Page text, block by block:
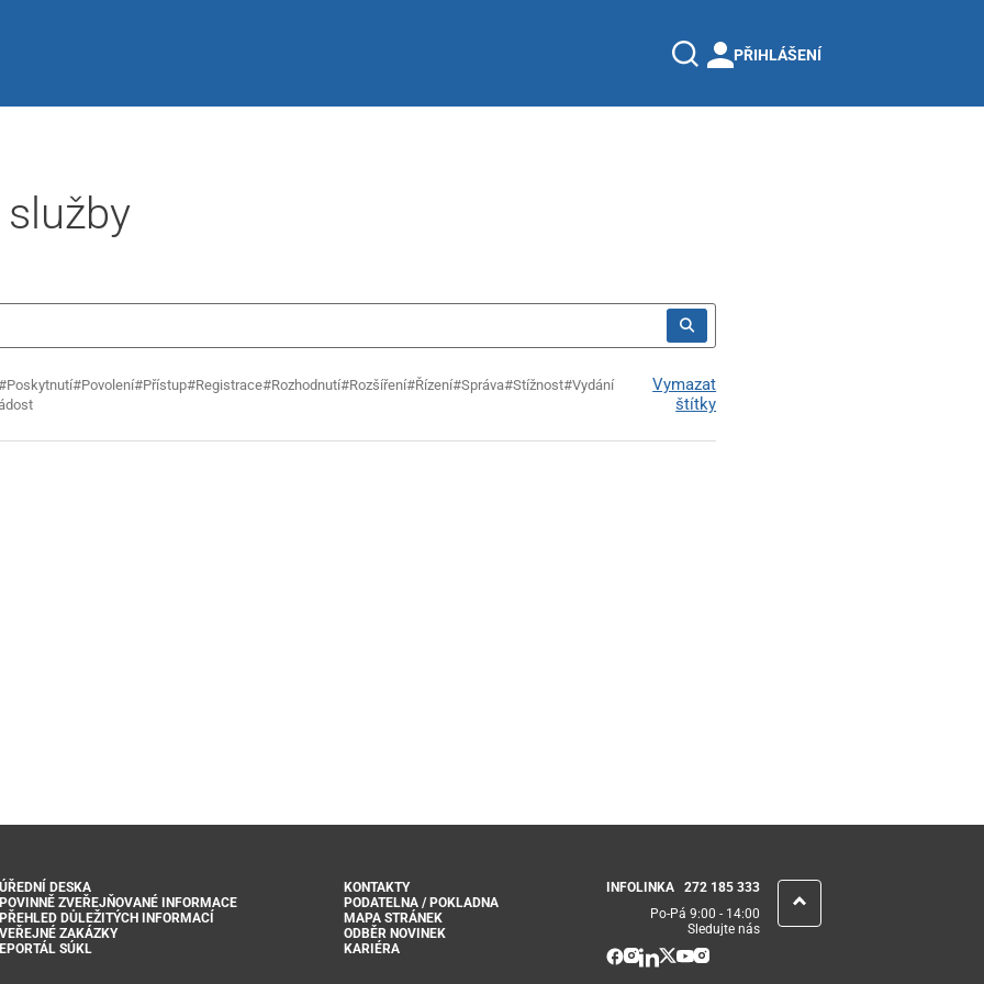
PŘIHLÁŠENÍ
#Povolení#Přístup#Registrace#Rozhodnutí#Rozšíření#Řízení#Správa#Stížnost#Vydání
Vymazat
štítky
ÚŘEDNÍ DESKA
POVINNĚ ZVEŘEJŇOVANÉ INFORMACE
PŘEHLED DŮLEŽITÝCH INFORMACÍ
VEŘEJNÉ ZAKÁZKY
EPORTÁL SÚKL
KONTAKTY
PODATELNA / POKLADNA
MAPA STRÁNEK
ODBĚR NOVINEK
KARIÉRA
INFOLINKA
272 185 333
Po-Pá 9:00 - 14:00
Sledujte nás